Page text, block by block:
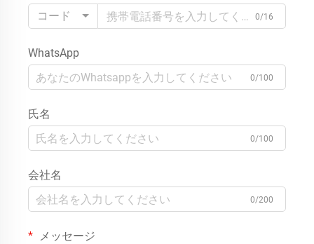
コード
0/16
WhatsApp
0/100
氏名
0/100
会社名
0/200
メッセージ